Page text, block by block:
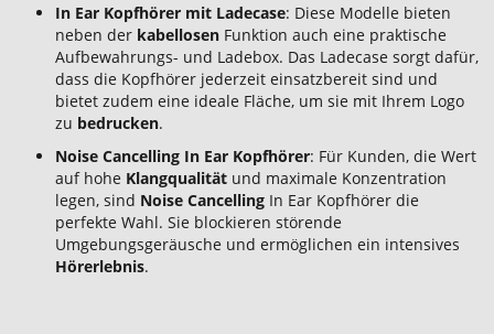
In Ear Kopfhörer mit Ladecase: Diese Modelle bieten
neben der kabellosen Funktion auch eine praktische
Aufbewahrungs- und Ladebox. Das Ladecase sorgt dafür,
dass die Kopfhörer jederzeit einsatzbereit sind und
bietet zudem eine ideale Fläche, um sie mit Ihrem Logo
zu bedrucken.
Noise Cancelling In Ear Kopfhörer: Für Kunden, die Wert
auf hohe Klangqualität und maximale Konzentration
legen, sind Noise Cancelling In Ear Kopfhörer die
perfekte Wahl. Sie blockieren störende
Umgebungsgeräusche und ermöglichen ein intensives
Hörerlebnis.